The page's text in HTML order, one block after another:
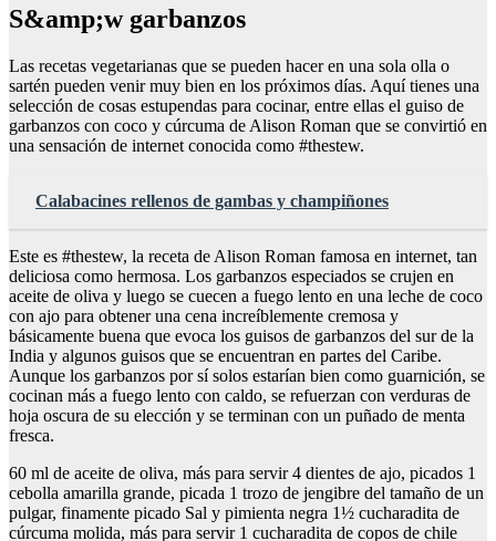
S&amp;w garbanzos
Las recetas vegetarianas que se pueden hacer en una sola olla o
sartén pueden venir muy bien en los próximos días. Aquí tienes una
selección de cosas estupendas para cocinar, entre ellas el guiso de
garbanzos con coco y cúrcuma de Alison Roman que se convirtió en
una sensación de internet conocida como #thestew.
Calabacines rellenos de gambas y champiñones
Este es #thestew, la receta de Alison Roman famosa en internet, tan
deliciosa como hermosa. Los garbanzos especiados se crujen en
aceite de oliva y luego se cuecen a fuego lento en una leche de coco
con ajo para obtener una cena increíblemente cremosa y
básicamente buena que evoca los guisos de garbanzos del sur de la
India y algunos guisos que se encuentran en partes del Caribe.
Aunque los garbanzos por sí solos estarían bien como guarnición, se
cocinan más a fuego lento con caldo, se refuerzan con verduras de
hoja oscura de su elección y se terminan con un puñado de menta
fresca.
60 ml de aceite de oliva, más para servir 4 dientes de ajo, picados 1
cebolla amarilla grande, picada 1 trozo de jengibre del tamaño de un
pulgar, finamente picado Sal y pimienta negra 1½ cucharadita de
cúrcuma molida, más para servir 1 cucharadita de copos de chile